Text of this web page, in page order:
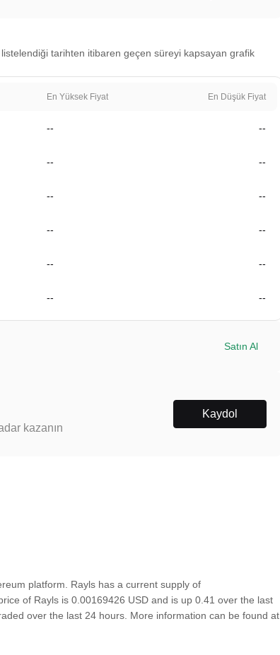
tarihten itibaren geçen süreyi kapsayan grafik
En Yüksek Fiyat En Düşük Fiyat
-- --
-- --
-- --
-- --
-- --
-- --
Satın Al
kazanın
Kaydol
platform. Rayls has a current supply of
of Rayls is 0.00169426 USD and is up 0.41 over the last
over the last 24 hours. More information can be found at